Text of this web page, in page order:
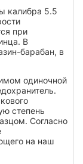
калибра 5.5
при
В
барабан, в
одиночной
степень
Согласно
на наш